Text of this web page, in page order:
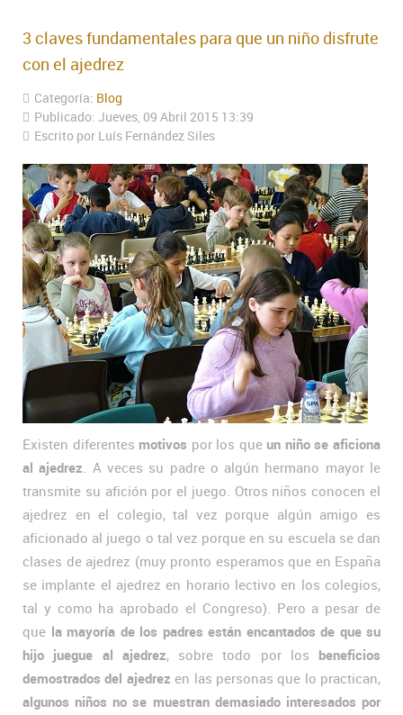
3 claves fundamentales para que un niño disfrute
con el ajedrez
Categoría: Blog
Publicado: Jueves, 09 Abril 2015 13:39
Escrito por Luís Fernández Siles
Existen diferentes motivos por los que un niño se aficiona
al ajedrez. A veces su padre o algún hermano mayor le
transmite su afición por el juego. Otros niños conocen el
ajedrez en el colegio, tal vez porque algún amigo es
aficionado al juego o tal vez porque en su escuela se dan
clases de ajedrez (muy pronto esperamos que en España
se implante el ajedrez en horario lectivo en los colegios,
tal y como ha aprobado el Congreso). Pero a pesar de
que la mayoría de los padres están encantados de que su
hijo juegue al ajedrez, sobre todo por los beneficios
demostrados del ajedrez en las personas que lo practican,
algunos niños no se muestran demasiado interesados por